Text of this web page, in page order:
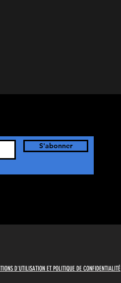
S'abonner
D'UTILISATION ET POLITIQUE DE CONFIDENTIALITÉ